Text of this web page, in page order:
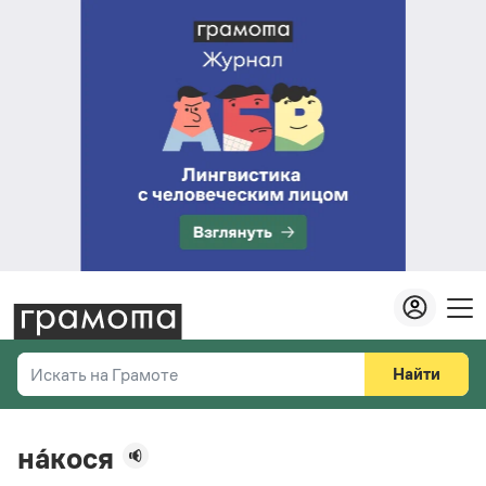
Искать на Грамоте
Справочная служба
Найти
на́кося